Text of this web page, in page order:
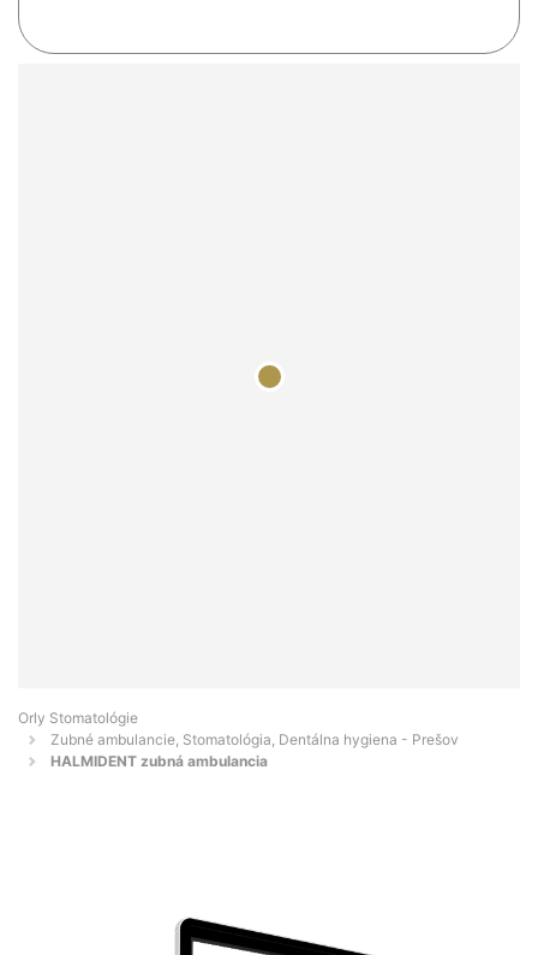
Orly Stomatológie
Zubné ambulancie, Stomatológia, Dentálna hygiena - Prešov
HALMIDENT zubná ambulancia